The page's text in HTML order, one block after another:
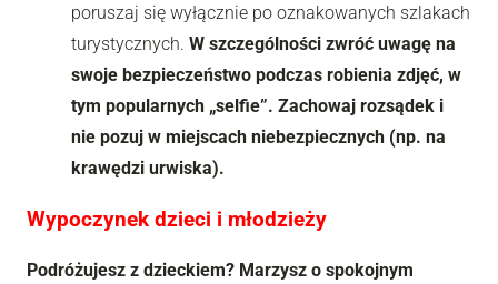
poruszaj się wyłącznie po oznakowanych szlakach
turystycznych. W szczególności zwróć uwagę na
swoje bezpieczeństwo podczas robienia zdjęć, w
tym popularnych „selfie”. Zachowaj rozsądek i
nie pozuj w miejscach niebezpiecznych (np. na
krawędzi urwiska).
Wypoczynek dzieci i młodzieży
Podróżujesz z dzieckiem? Marzysz o spokojnym